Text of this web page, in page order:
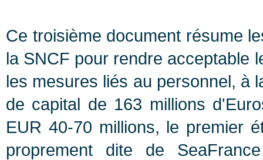
Ce troisième document résume
la SNCF pour rendre acceptable
les mesures liés au personnel, à
de capital de 163 millions
EUR 40-70 millions, le premier
proprement dite de